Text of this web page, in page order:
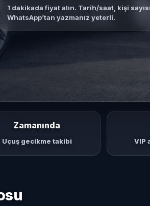
1 dakikada fiyat alın. Tarih/saat, kişi
WhatsApp’tan yazmanız yeterli.
Zamanında
Uçuş gecikme takibi VIP